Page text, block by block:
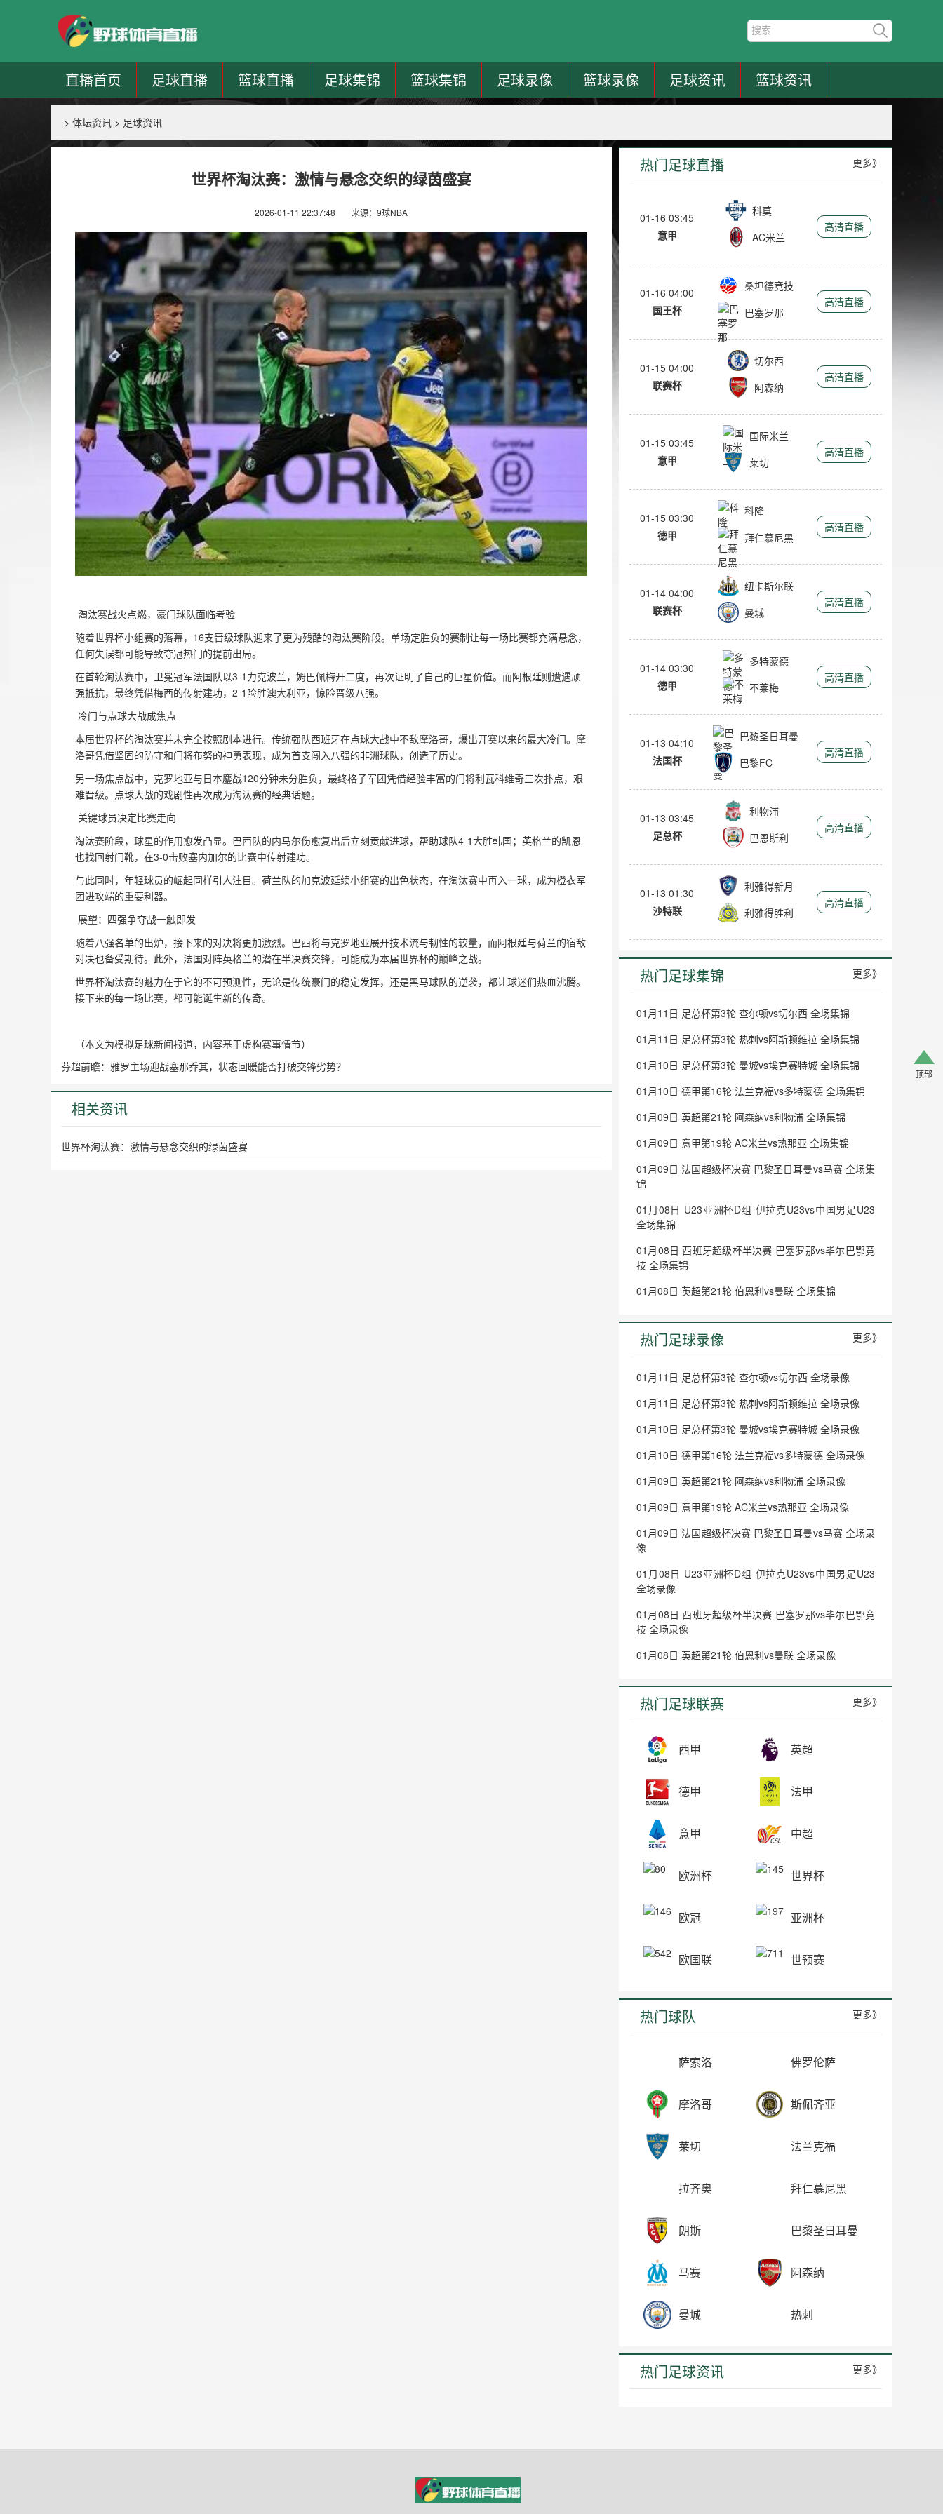
直播首页 足球直播 篮球直播 足球集锦 篮球集锦 足球录像 篮球录像 足球资讯 篮球资讯
> 体坛资讯 > 足球资讯
世界杯淘汰赛：激情与悬念交织的绿茵盛宴
2026-01-11 22:37:48 来源：9球NBA
淘汰赛战火点燃，豪门球队面临考验
随着世界杯小组赛的落幕，16支晋级球队迎来了更为残酷的淘汰赛阶段。单场定胜负的赛制让每一场比赛都充满悬念，
任何失误都可能导致夺冠热门的提前出局。
在首轮淘汰赛中，卫冕冠军法国队以3-1力克波兰，姆巴佩梅开二度，再次证明了自己的巨星价值。而阿根廷则遭遇顽
强抵抗，最终凭借梅西的传射建功，2-1险胜澳大利亚，惊险晋级八强。
冷门与点球大战成焦点
本届世界杯的淘汰赛并未完全按照剧本进行。传统强队西班牙在点球大战中不敌摩洛哥，爆出开赛以来的最大冷门。摩
洛哥凭借坚固的防守和门将布努的神勇表现，成为首支闯入八强的非洲球队，创造了历史。
另一场焦点战中，克罗地亚与日本鏖战120分钟未分胜负，最终格子军团凭借经验丰富的门将利瓦科维奇三次扑点，艰
难晋级。点球大战的戏剧性再次成为淘汰赛的经典话题。
关键球员决定比赛走向
淘汰赛阶段，球星的作用愈发凸显。巴西队的内马尔伤愈复出后立刻贡献进球，帮助球队4-1大胜韩国；英格兰的凯恩
也找回射门靴，在3-0击败塞内加尔的比赛中传射建功。
与此同时，年轻球员的崛起同样引人注目。荷兰队的加克波延续小组赛的出色状态，在淘汰赛中再入一球，成为橙衣军
团进攻端的重要利器。
展望：四强争夺战一触即发
随着八强名单的出炉，接下来的对决将更加激烈。巴西将与克罗地亚展开技术流与韧性的较量，而阿根廷与荷兰的宿敌
对决也备受期待。此外，法国对阵英格兰的潜在半决赛交锋，可能成为本届世界杯的巅峰之战。
世界杯淘汰赛的魅力在于它的不可预测性，无论是传统豪门的稳定发挥，还是黑马球队的逆袭，都让球迷们热血沸腾。
接下来的每一场比赛，都可能诞生新的传奇。
（本文为模拟足球新闻报道，内容基于虚构赛事情节）
芬超前瞻：雅罗主场迎战塞那乔其，状态回暖能否打破交锋劣势？
相关资讯
世界杯淘汰赛：激情与悬念交织的绿茵盛宴
热门足球直播 更多》
01-16 03:45
意甲
科莫
AC米兰
高清直播
01-16 04:00
国王杯
桑坦德竞技
巴塞罗那
高清直播
01-15 04:00
联赛杯
切尔西
阿森纳
高清直播
01-15 03:45
意甲
国际米兰
莱切
高清直播
01-15 03:30
德甲
科隆
拜仁慕尼黑
高清直播
01-14 04:00
联赛杯
纽卡斯尔联
曼城
高清直播
01-14 03:30
德甲
多特蒙德
不莱梅
高清直播
01-13 04:10
法国杯
巴黎圣日耳曼
巴黎FC
高清直播
01-13 03:45
足总杯
利物浦
巴恩斯利
高清直播
01-13 01:30
沙特联
利雅得新月
利雅得胜利
高清直播
热门足球集锦 更多》
01月11日 足总杯第3轮 查尔顿vs切尔西 全场集锦
01月11日 足总杯第3轮 热刺vs阿斯顿维拉 全场集锦
01月10日 足总杯第3轮 曼城vs埃克赛特城 全场集锦
01月10日 德甲第16轮 法兰克福vs多特蒙德 全场集锦
01月09日 英超第21轮 阿森纳vs利物浦 全场集锦
01月09日 意甲第19轮 AC米兰vs热那亚 全场集锦
01月09日 法国超级杯决赛 巴黎圣日耳曼vs马赛 全场集
锦
01月08日 U23亚洲杯D组 伊拉克U23vs中国男足U23
全场集锦
01月08日 西班牙超级杯半决赛 巴塞罗那vs毕尔巴鄂竞
技 全场集锦
01月08日 英超第21轮 伯恩利vs曼联 全场集锦
热门足球录像 更多》
01月11日 足总杯第3轮 查尔顿vs切尔西 全场录像
01月11日 足总杯第3轮 热刺vs阿斯顿维拉 全场录像
01月10日 足总杯第3轮 曼城vs埃克赛特城 全场录像
01月10日 德甲第16轮 法兰克福vs多特蒙德 全场录像
01月09日 英超第21轮 阿森纳vs利物浦 全场录像
01月09日 意甲第19轮 AC米兰vs热那亚 全场录像
01月09日 法国超级杯决赛 巴黎圣日耳曼vs马赛 全场录
像
01月08日 U23亚洲杯D组 伊拉克U23vs中国男足U23
全场录像
01月08日 西班牙超级杯半决赛 巴塞罗那vs毕尔巴鄂竞
技 全场录像
01月08日 英超第21轮 伯恩利vs曼联 全场录像
热门足球联赛 更多》
西甲 英超
德甲 法甲
意甲 中超
欧洲杯 世界杯
欧冠 亚洲杯
欧国联 世预赛
热门球队 更多》
萨索洛 佛罗伦萨
摩洛哥 斯佩齐亚
莱切 法兰克福
拉齐奥 拜仁慕尼黑
朗斯 巴黎圣日耳曼
马赛 阿森纳
曼城 热刺
热门足球资讯 更多》
顶部
顶部